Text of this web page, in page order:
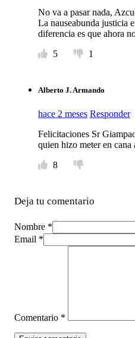
No va a pasar nada,
La nauseabunda justicia
diferencia es que ahora
5
1
Alberto J. Armando
hace 2 meses Responder
Felicitaciones Sr
quien hizo meter en
8
Deja tu comentario
Nombre *
Email *
Comentario *